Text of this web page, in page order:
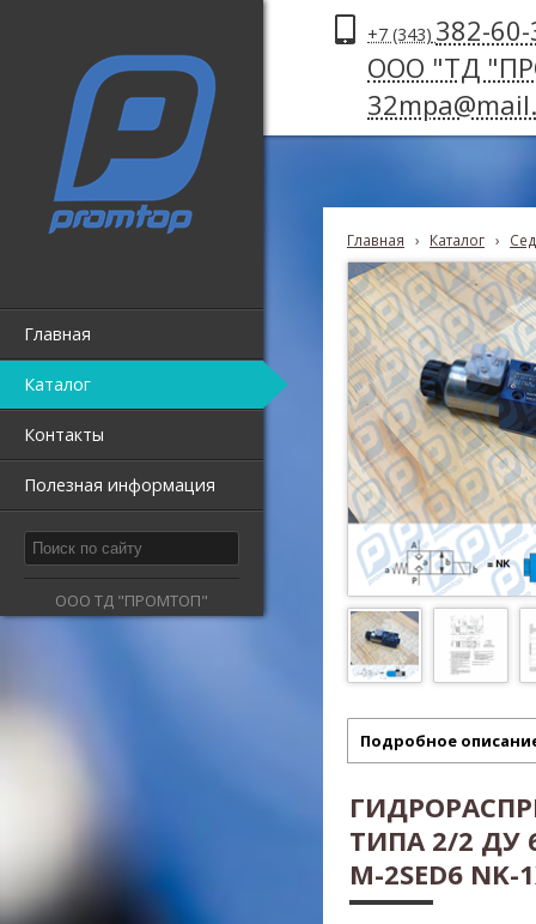
Главная
Каталог
Контакты
Полезная информация
ООО ТД "ПРОМТОП"
+7 (343) 382-
ООО "ТД
Главная › Каталог ›
Подробное
ТИПА 2/2 ДУ
M-2SED6 NK-